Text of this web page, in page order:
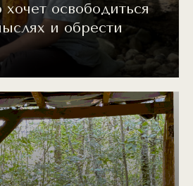
освободиться
и обрести